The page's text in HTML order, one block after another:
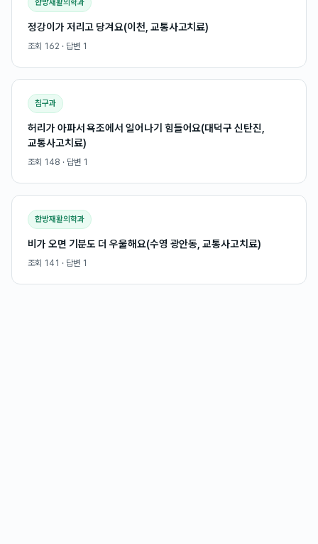
한방재활의학과
정강이가 저리고 당겨요(이천, 교통사고치료)
조회 162 · 답변 1
침구과
허리가 아파서 욕조에서 일어나기 힘들어요(대덕구 신탄진,
교통사고치료)
조회 148 · 답변 1
한방재활의학과
비가 오면 기분도 더 우울해요(수영 광안동, 교통사고치료)
조회 141 · 답변 1